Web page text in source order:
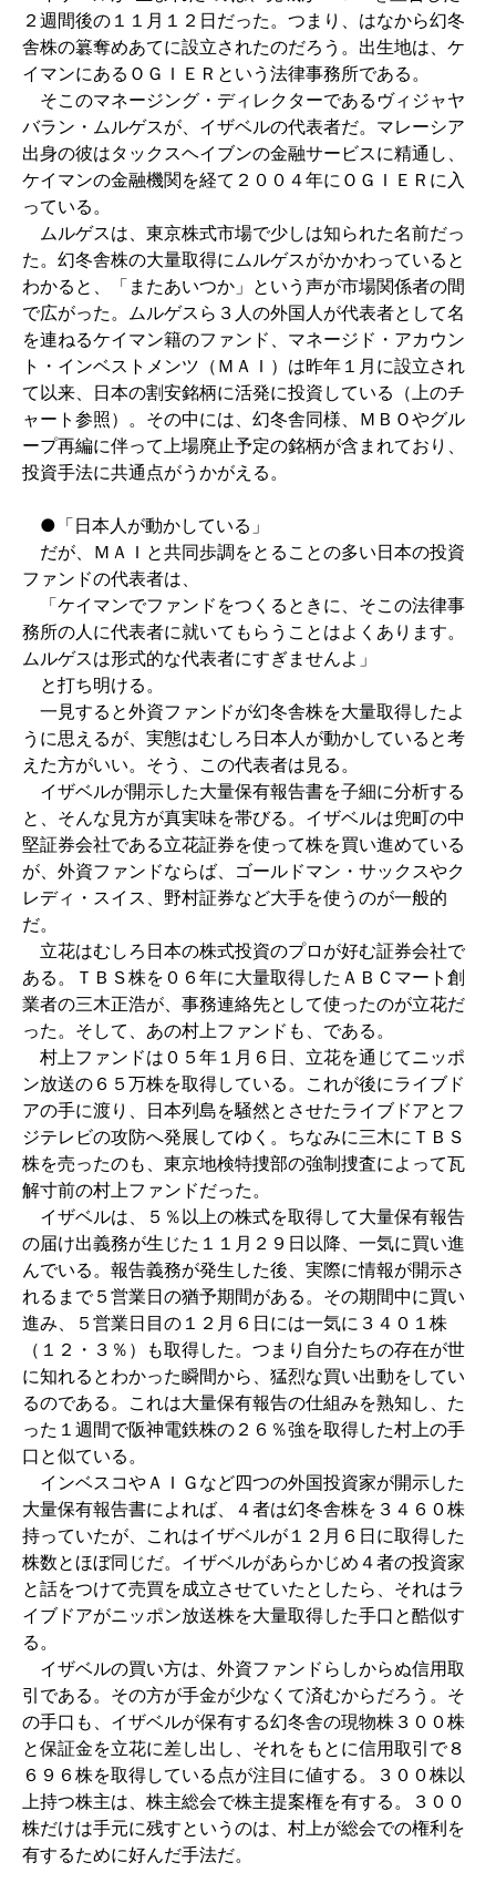
２週間後の１１月１２日だった。つまり、はなから幻冬
舎株の簒奪めあてに設立されたのだろう。出生地は、ケ
イマンにあるＯＧＩＥＲという法律事務所である。
そこのマネージング・ディレクターであるヴィジャヤ
バラン・ムルゲスが、イザベルの代表者だ。マレーシア
出身の彼はタックスヘイブンの金融サービスに精通し、
ケイマンの金融機関を経て２００４年にＯＧＩＥＲに入
っている。
ムルゲスは、東京株式市場で少しは知られた名前だっ
た。幻冬舎株の大量取得にムルゲスがかかわっていると
わかると、「またあいつか」という声が市場関係者の間
で広がった。ムルゲスら３人の外国人が代表者として名
を連ねるケイマン籍のファンド、マネージド・アカウン
ト・インベストメンツ（ＭＡＩ）は昨年１月に設立され
て以来、日本の割安銘柄に活発に投資している（上のチ
ャート参照）。その中には、幻冬舎同様、ＭＢＯやグル
ープ再編に伴って上場廃止予定の銘柄が含まれており、
投資手法に共通点がうかがえる。
●「日本人が動かしている」
だが、ＭＡＩと共同歩調をとることの多い日本の投資
ファンドの代表者は、
「ケイマンでファンドをつくるときに、そこの法律事
務所の人に代表者に就いてもらうことはよくあります。
ムルゲスは形式的な代表者にすぎませんよ」
と打ち明ける。
一見すると外資ファンドが幻冬舎株を大量取得したよ
うに思えるが、実態はむしろ日本人が動かしていると考
えた方がいい。そう、この代表者は見る。
イザベルが開示した大量保有報告書を子細に分析する
と、そんな見方が真実味を帯びる。イザベルは兜町の中
堅証券会社である立花証券を使って株を買い進めている
が、外資ファンドならば、ゴールドマン・サックスやク
レディ・スイス、野村証券など大手を使うのが一般的
だ。
立花はむしろ日本の株式投資のプロが好む証券会社で
ある。ＴＢＳ株を０６年に大量取得したＡＢＣマート創
業者の三木正浩が、事務連絡先として使ったのが立花だ
った。そして、あの村上ファンドも、である。
村上ファンドは０５年１月６日、立花を通じてニッポ
ン放送の６５万株を取得している。これが後にライブド
アの手に渡り、日本列島を騒然とさせたライブドアとフ
ジテレビの攻防へ発展してゆく。ちなみに三木にＴＢＳ
株を売ったのも、東京地検特捜部の強制捜査によって瓦
解寸前の村上ファンドだった。
イザベルは、５％以上の株式を取得して大量保有報告
の届け出義務が生じた１１月２９日以降、一気に買い進
んでいる。報告義務が発生した後、実際に情報が開示さ
れるまで５営業日の猶予期間がある。その期間中に買い
進み、５営業日目の１２月６日には一気に３４０１株
（１２・３％）も取得した。つまり自分たちの存在が世
に知れるとわかった瞬間から、猛烈な買い出動をしてい
るのである。これは大量保有報告の仕組みを熟知し、た
った１週間で阪神電鉄株の２６％強を取得した村上の手
口と似ている。
インベスコやＡＩＧなど四つの外国投資家が開示した
大量保有報告書によれば、４者は幻冬舎株を３４６０株
持っていたが、これはイザベルが１２月６日に取得した
株数とほぼ同じだ。イザベルがあらかじめ４者の投資家
と話をつけて売買を成立させていたとしたら、それはラ
イブドアがニッポン放送株を大量取得した手口と酷似す
る。
イザベルの買い方は、外資ファンドらしからぬ信用取
引である。その方が手金が少なくて済むからだろう。そ
の手口も、イザベルが保有する幻冬舎の現物株３００株
と保証金を立花に差し出し、それをもとに信用取引で８
６９６株を取得している点が注目に値する。３００株以
上持つ株主は、株主総会で株主提案権を有する。３００
株だけは手元に残すというのは、村上が総会での権利を
有するために好んだ手法だ。